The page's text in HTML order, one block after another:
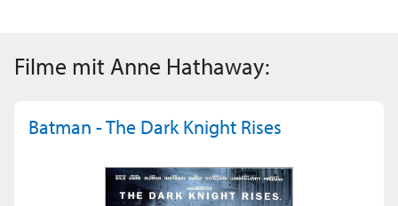
Filme mit Anne Hathaway:
Batman - The Dark Knight Rises